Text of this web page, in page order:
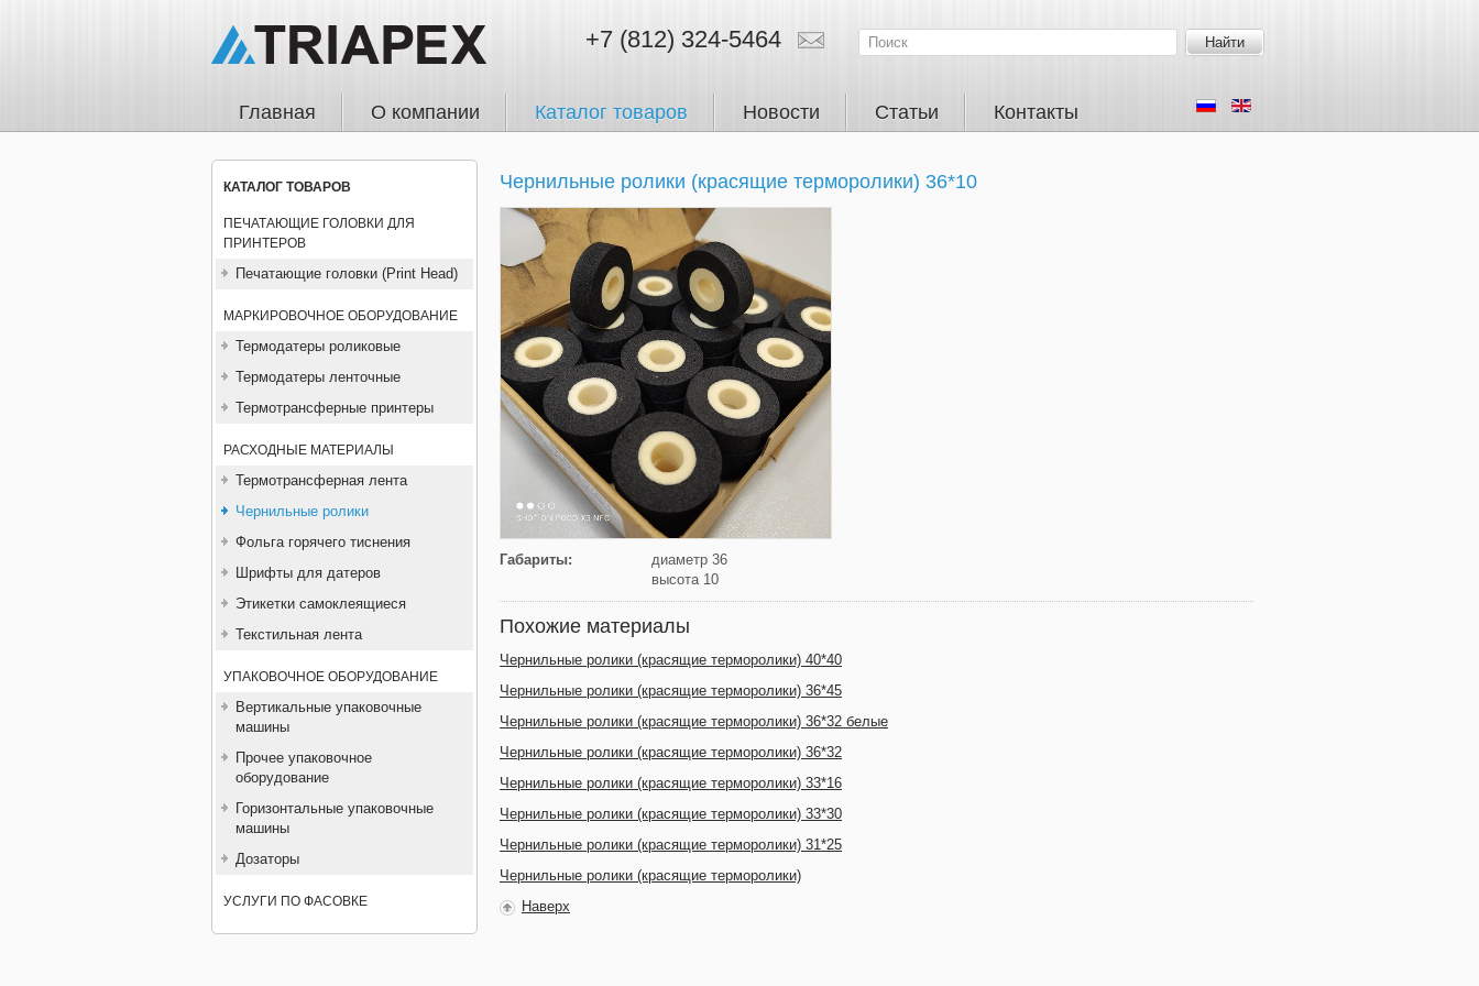
+7 (812) 324-5464
Главная О компании Каталог товаров Новости Статьи Контакты
КАТАЛОГ ТОВАРОВ
ПЕЧАТАЮЩИЕ ГОЛОВКИ ДЛЯ
ПРИНТЕРОВ
Печатающие головки (Print Head)
МАРКИРОВОЧНОЕ ОБОРУДОВАНИЕ
Термодатеры роликовые
Термодатеры ленточные
Термотрансферные принтеры
РАСХОДНЫЕ МАТЕРИАЛЫ
Термотрансферная лента
Чернильные ролики
Фольга горячего тиснения
Шрифты для датеров
Этикетки самоклеящиеся
Текстильная лента
УПАКОВОЧНОЕ ОБОРУДОВАНИЕ
Вертикальные упаковочные
машины
Прочее упаковочное
оборудование
Горизонтальные упаковочные
машины
Дозаторы
УСЛУГИ ПО ФАСОВКЕ
Чернильные ролики (красящие терморолики) 36*10
Габариты:
диаметр 36
высота 10
Похожие материалы
Чернильные ролики (красящие терморолики) 40*40
Чернильные ролики (красящие терморолики) 36*45
Чернильные ролики (красящие терморолики) 36*32 белые
Чернильные ролики (красящие терморолики) 36*32
Чернильные ролики (красящие терморолики) 33*16
Чернильные ролики (красящие терморолики) 33*30
Чернильные ролики (красящие терморолики) 31*25
Чернильные ролики (красящие терморолики)
Наверх